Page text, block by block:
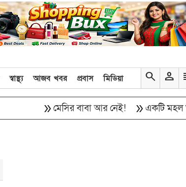
স্বাস্থ্য আজব খবর প্রবাস মিডিয়া search person
মেসির বাবা আর নেই! double_arrowএকটি মহল আবার